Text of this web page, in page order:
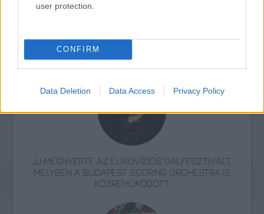
user protection.
CONFIRM
Data Deletion Data Access Privacy Policy
Pop Diszkó Lemezáru
JJ MEGNYERTE AZ EUROVÍZIÓS DALFESZTIVÁLT,
MELYBEN A BUDAPEST SCORING ORCHESTRA IS
KÖZREMŰKÖDÖTT